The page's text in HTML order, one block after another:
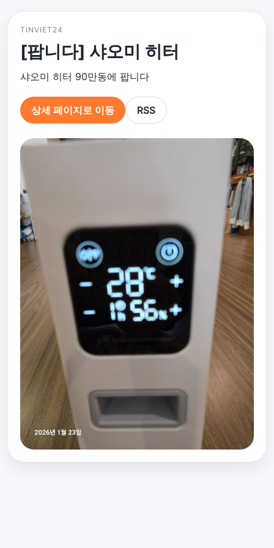
TINVIET24
[팝니다] 샤오미 히터
샤오미 히터 90만동에 팝니다
상세 페이지로 이동 RSS